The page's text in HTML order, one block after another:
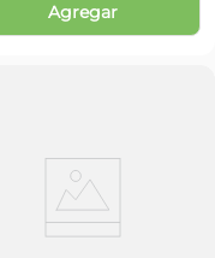
Agregar